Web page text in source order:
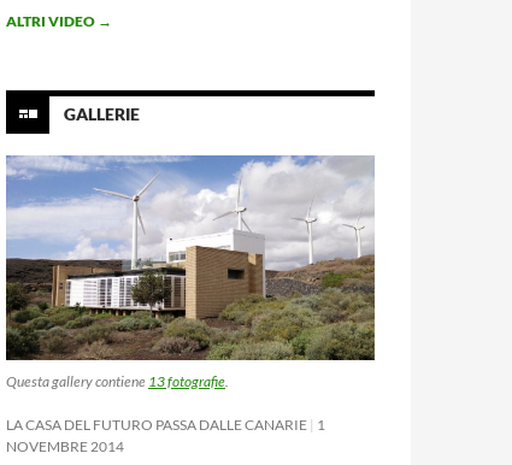
ALTRI VIDEO →
GALLERIE
Questa gallery contiene 13 fotografie.
LA CASA DEL FUTURO PASSA DALLE CANARIE 1
NOVEMBRE 2014